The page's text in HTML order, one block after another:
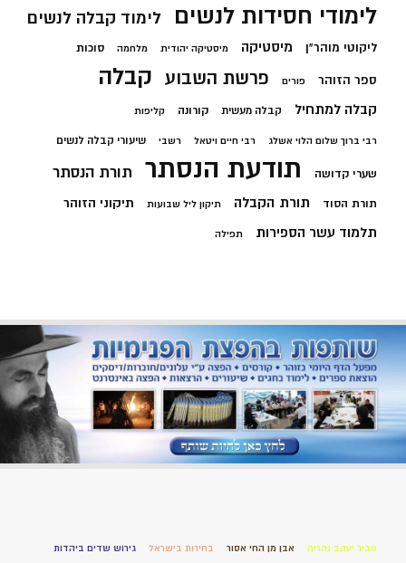
לימודי חסידות לנשים לימוד קבלה לנשים
ליקוטי מוהר"ן מיסטיקה מיסטיקה יהודית מלחמה סוכות
ספר הזוהר פורים פרשת השבוע קבלה
קבלה למתחיל קבלה מעשית קורונה קליפות
רבי ברוך שלום הלוי אשלג רבי חיים ויטאל רשבי שיעורי קבלה לנשים
שערי קדושה תודעת הנסתר תורת הנסתר
תורת הסוד תורת הקבלה תיקון ליל שבועות תיקוני הזוהר
תלמוד עשר הספירות תפילה
אביר יעקב נהריה אבן מן החי אסור בחירות בישראל גירוש שדים ביהדות